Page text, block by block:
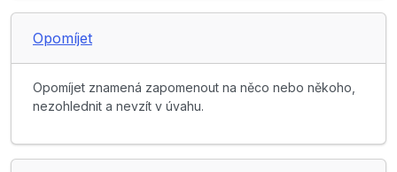
Opomíjet
Opomíjet znamená zapomenout na něco nebo někoho,
nezohlednit a nevzít v úvahu.